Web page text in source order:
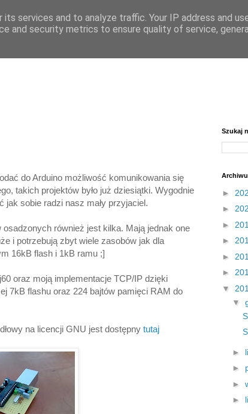
do Arduino możliwość komunikowania się
takich projektów było już dziesiątki. Wygodnie
sobie radzi nasz mały przyjaciel.
również jest kilka. Mają jednak one
i potrzebują zbyt wiele zasobów jak dla
16kB flash i 1kB ramu ;]
oraz moją implementacje TCP/IP dzięki
7kB flashu oraz 224 bajtów pamięci RAM do
na licencji GNU jest dostępny tutaj
Szukaj
►
►
►
►
►
►
▼
▼
►
►
►
►
services and to analyze traffic. Your IP address and
and security metrics to ensure quality of service,